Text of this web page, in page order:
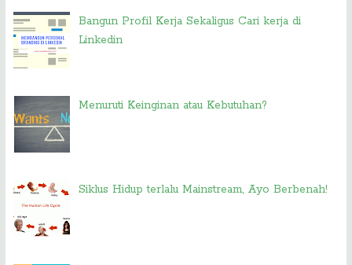
Bangun Profil Kerja Sekaligus Cari kerja di
Linkedin
Menuruti Keinginan atau Kebutuhan?
Siklus Hidup terlalu Mainstream, Ayo Berbenah!